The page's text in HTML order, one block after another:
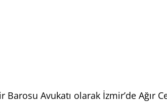
Avukatı olarak İzmir’de Ağır